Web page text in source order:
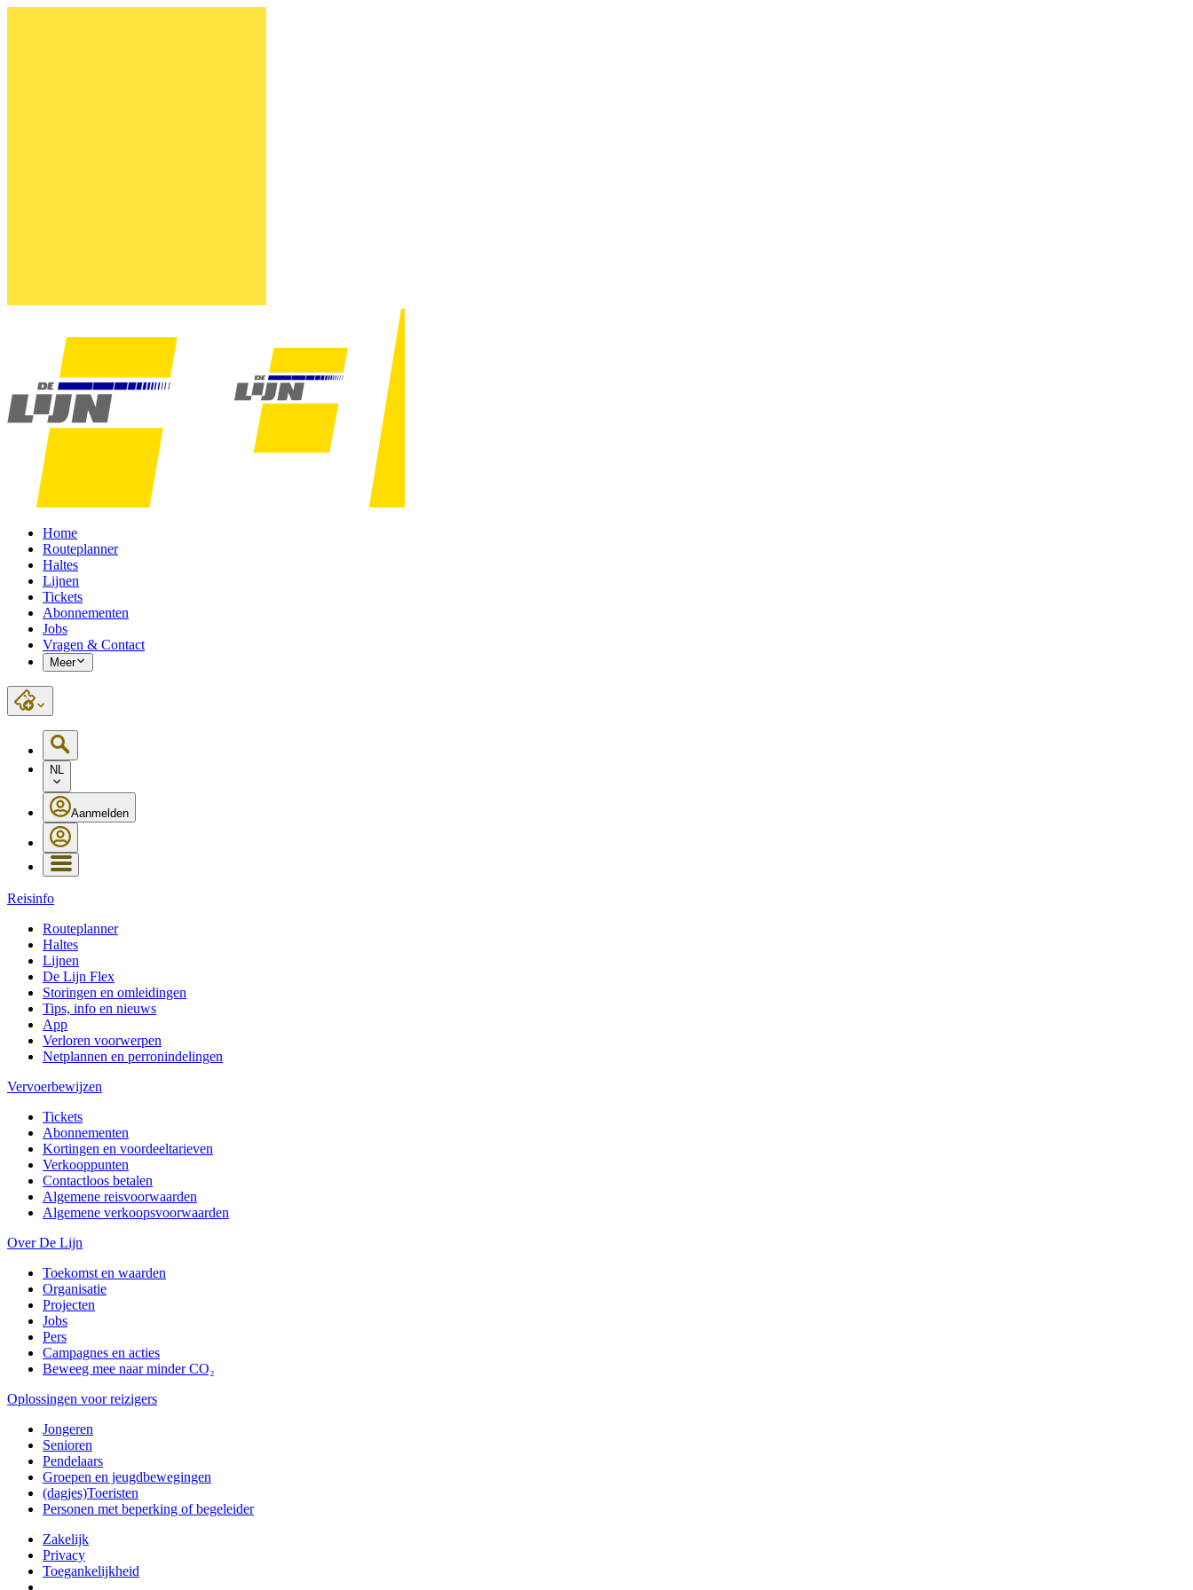
Home
Routeplanner
Haltes
Lijnen
Tickets
Abonnementen
Jobs
Vragen & Contact
Meer
NL
Aanmelden
Reisinfo
Routeplanner
Haltes
Lijnen
De Lijn Flex
Storingen en omleidingen
Tips, info en nieuws
App
Verloren voorwerpen
Netplannen en perronindelingen
Vervoerbewijzen
Tickets
Abonnementen
Kortingen en voordeeltarieven
Verkooppunten
Contactloos betalen
Algemene reisvoorwaarden
Algemene verkoopsvoorwaarden
Over De Lijn
Toekomst en waarden
Organisatie
Projecten
Jobs
Pers
Campagnes en acties
Beweeg mee naar minder CO₂
Oplossingen voor reizigers
Jongeren
Senioren
Pendelaars
Groepen en jeugdbewegingen
(dagjes)Toeristen
Personen met beperking of begeleider
Zakelijk
Privacy
Toegankelijkheid